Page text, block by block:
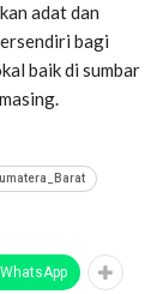
adat dan
bagi
baik di sumbar
WhatsApp